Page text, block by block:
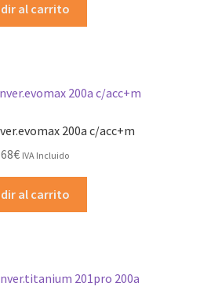
al carrito
200a c/acc+m
€ IVA Incluido
al carrito